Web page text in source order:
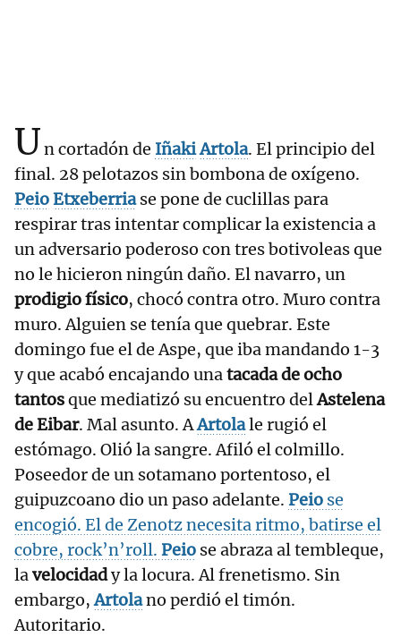
Un cortadón de IñakiArtola. El principio del
final. 28 pelotazos sin bombona de oxígeno.
PeioEtxeberriase pone de cuclillas para
respirar tras intentar complicar la existencia a
un adversario poderoso con tres botivoleas que
no le hicieron ningún daño. El navarro, un
prodigio físico, chocó contra otro. Muro contra
muro. Alguien se tenía que quebrar. Este
domingo fue el de Aspe, que iba mandando 1-3
y que acabó encajando unatacada de ocho
tantosque mediatizó su encuentro delAstelena
de Eibar. Mal asunto. AArtolale rugió el
estómago. Olió la sangre. Afiló el colmillo.
Poseedor de un sotamano portentoso, el
guipuzcoano dio un paso adelante. Peio se
encogió. El de Zenotz necesita ritmo, batirse el
cobre, rock’n’roll. Peio se abraza al tembleque,
lavelocidady la locura. Al frenetismo. Sin
embargo,Artolano perdió el timón.
Autoritario.